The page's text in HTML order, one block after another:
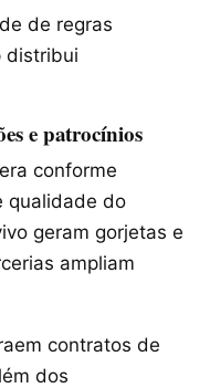
de regras
distribui
e patrocínios
conforme
qualidade do
geram gorjetas e
ampliam
contratos de
dos